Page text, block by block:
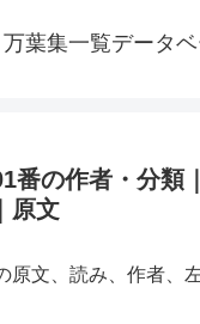
万葉集一覧データ
番の作者・分類
原文
原文、読み、作者、